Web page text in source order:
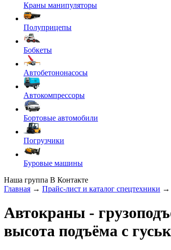
Краны манипуляторы
Полуприцепы
Бобкеты
Автобетононасосы
Автокомпрессоры
Бортовые автомобили
Погрузчики
Буровые машины
Наша группа В Контакте
Главная → Прайс-лист и каталог спецтехники →
Автокраны -
высота подъёма с